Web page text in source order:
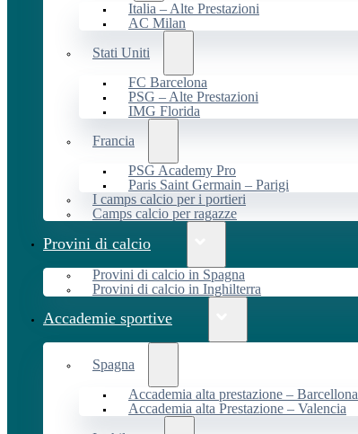
Italia – Alte Prestazioni
AC Milan
Stati Uniti
FC Barcelona
PSG – Alte Prestazioni
IMG Florida
Francia
PSG Academy Pro
Paris Saint Germain – Parigi
I camps calcio per i portieri
Camps calcio per ragazze
Provini di calcio
Provini di calcio in Spagna
Provini di calcio in Inghilterra
Accademie sportive
Spagna
Accademia alta prestazione – Barcellona
Accademia alta Prestazione – Valencia